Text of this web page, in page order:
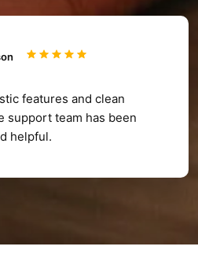
features and clean
support team has been
helpful.